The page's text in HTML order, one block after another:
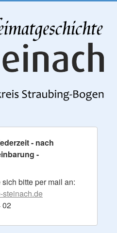
- nach
-
bitte per mail an:
steinach.de
02